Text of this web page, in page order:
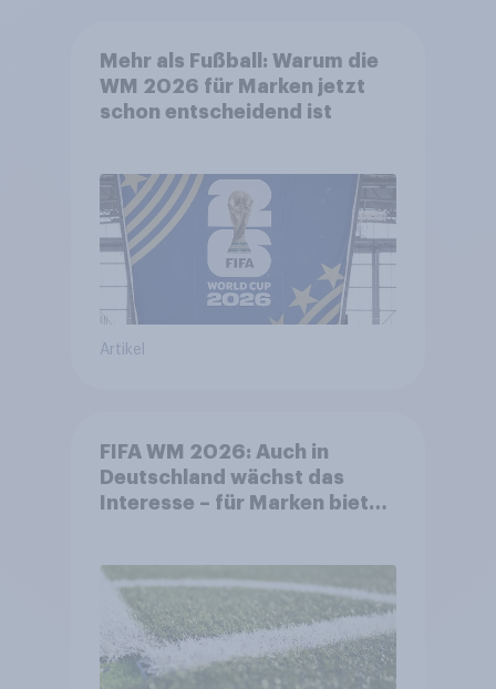
Mehr als Fußball: Warum die
WM 2026 für Marken jetzt
schon entscheidend ist
Artikel
FIFA WM 2026: Auch in
Deutschland wächst das
Interesse – für Marken bietet